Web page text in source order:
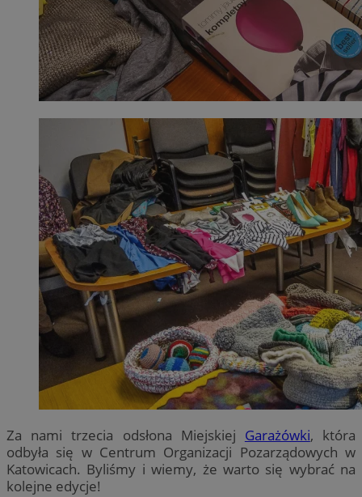
Za nami trzecia odsłona Miejskiej Garażówki, która
odbyła się w Centrum Organizacji Pozarządowych w
Katowicach. Byliśmy i wiemy, że warto się wybrać na
kolejne edycje!